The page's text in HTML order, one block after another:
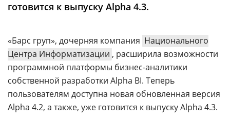
Техника
ТВ
Об
издании
Реклама
Max
Telegram
готовится к выпуску Alpha 4.3.
«Барс груп», дочерняя компания Национального
Центра Информатизации , расширила возможности
программной платформы бизнес-аналитики
собственной разработки Alpha BI. Теперь
пользователям доступна новая обновленная версия
Alpha 4.2, а также, уже готовится к выпуску Alpha 4.3.